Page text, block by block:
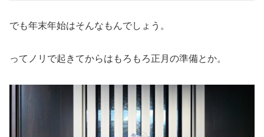
でも年末年始はそんなもんでしょう。
ってノリで起きてからはもろもろ正月の準備とか。